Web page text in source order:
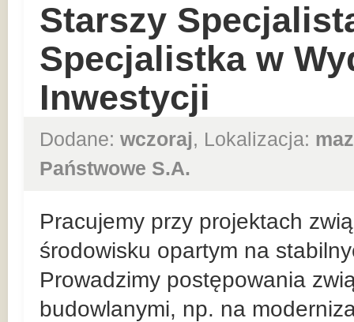
Starszy
Specjalistka w
Inwestycji
Dodane: wczoraj, Lokalizacja:
Państwowe S.A.
Pracujemy przy projektach
środowisku opartym na
Prowadzimy postępowania
budowlanymi, np. na